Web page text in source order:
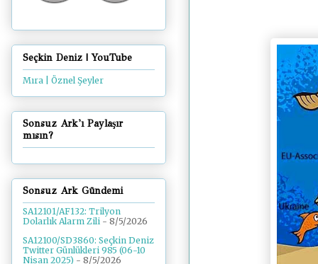
Seçkin Deniz | YouTube
Mıra | Öznel Şeyler
Sonsuz Ark'ı Paylaşır
mısın?
Sonsuz Ark Gündemi
SA12101/AF132: Trilyon
Dolarlık Alarm Zili - 8/5/2026
SA12100/SD3860: Seçkin Deniz
Twitter Günlükleri 985 (06-10
Nisan 2025) - 8/5/2026